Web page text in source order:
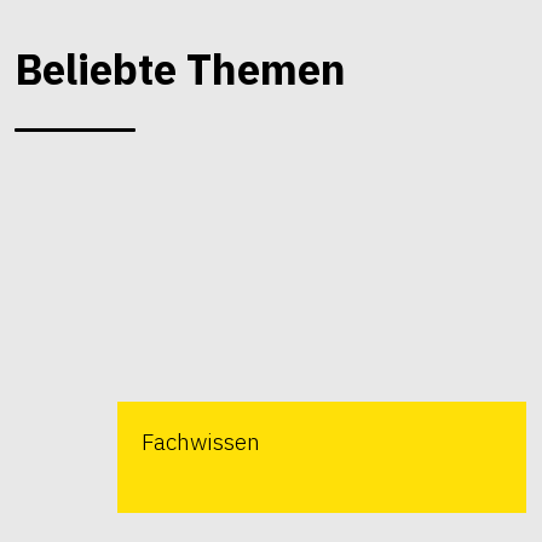
Beliebte Themen
Fachwissen